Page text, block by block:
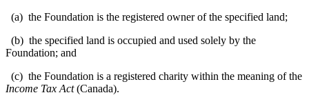
(a) the Foundation is the registered owner of the specified land;
(b) the specified land is occupied and used solely by the
Foundation; and
(c) the Foundation is a registered charity within the meaning of the
Income Tax Act(Canada).